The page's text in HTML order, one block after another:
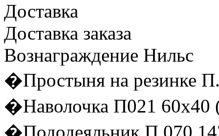
Доставка
Доставка заказа
Вознаграждение Нильс
�Простыня на резинке
�Наволочка П021 60х40